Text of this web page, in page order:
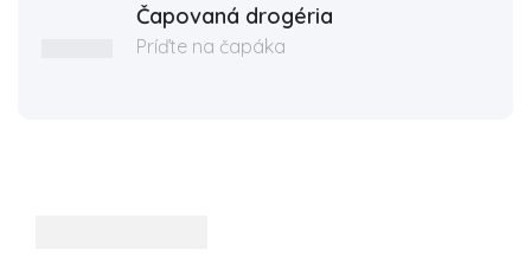
Čapovaná drogéria
Príďte na čapáka